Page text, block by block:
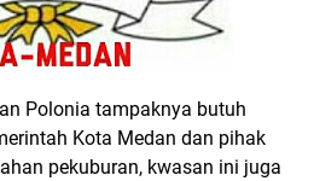
Polonia tampaknya butuh
Kota Medan dan pihak
pekuburan, kwasan ini juga